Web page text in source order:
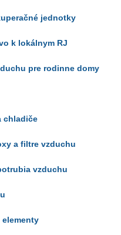
jednotky
k lokálnym RJ
pre rodinne domy
chladiče
a filtre vzduchu
vzduchu